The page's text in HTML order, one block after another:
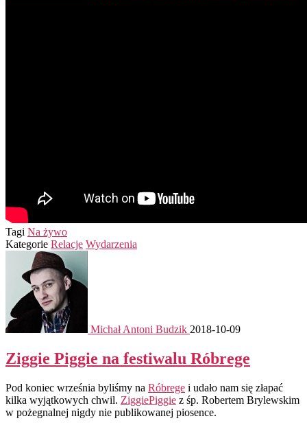
Tagi Na żywo
Kategorie Relacje Wydarzenia
Michał Antoni Budzik 2018-10-09
Ziggie Piggie na festiwalu Róbrege
Pod koniec września byliśmy na Róbrege i udało nam się złapać
kilka wyjątkowych chwil. ZiggiePiggie z śp. Robertem Brylewskim
w pożegnalnej nigdy nie publikowanej piosence.